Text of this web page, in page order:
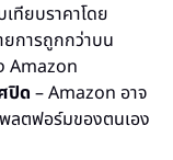
เทียบราคาโดย
ยการถูกกว่าบน
Amazon
ปิด – Amazon อาจ
ลตฟอร์มของตนเอง